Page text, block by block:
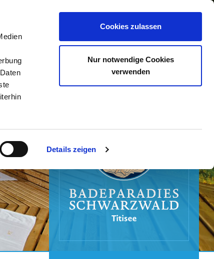
Details zeigen
Cookies zulassen
Nur notwendige Cookies
verwenden
0